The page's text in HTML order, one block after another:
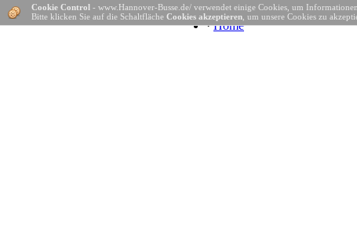
· Home
Cookie Control - www.Hannover-Busse.de/ verwendet einige Cookies, um
Bitte klicken Sie auf die Schaltfläche Cookies akzeptieren , um unsere Cookies zu